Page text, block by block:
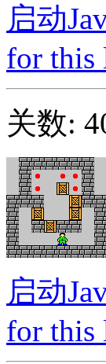
启动
for this
关数:
启动
for this